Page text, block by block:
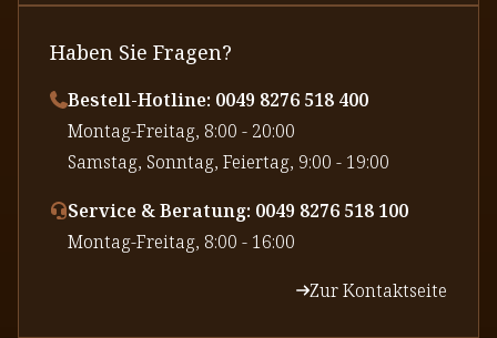
Haben Sie Fragen?
Bestell-Hotline: 0049 8276 518 400
⁠Montag-Freitag, 8:00 - 20:00
⁠Samstag, Sonntag, Feiertag, 9:00 - 19:00
Service & Beratung: 0049 8276 518 100
⁠Montag-Freitag, 8:00 - 16:00
Zur Kontaktseite